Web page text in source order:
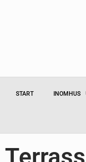
START INOMHUS